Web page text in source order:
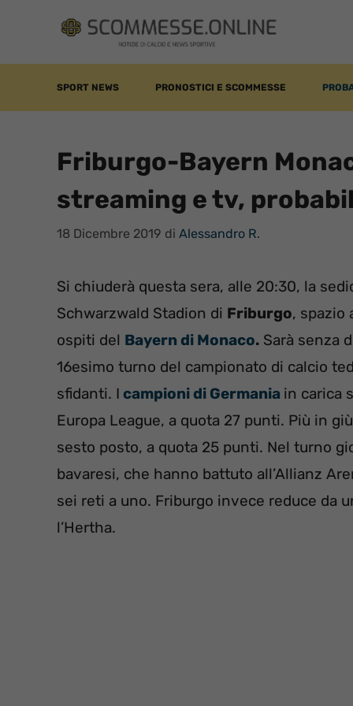
contenuto
SPORT NEWS PRONOSTICI E SCOMMESSE
Friburgo-Bayern
streaming e tv,
18 Dicembre 2019 di Alessandro R.
Si chiuderà questa sera, alle 20:30, la
Schwarzwald Stadion di Friburgo, spazio
ospiti del Bayern di Monaco. Sarà senza
16esimo turno del campionato di calcio
sfidanti. I campioni di Germania in carica
Europa League, a quota 27 punti. Più in
sesto posto, a quota 25 punti. Nel turno
bavaresi, che hanno battuto all’Allianz
sei reti a uno. Friburgo invece reduce da
l’Hertha.